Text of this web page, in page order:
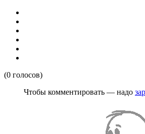
(0 голосов)
Чтобы комментировать — надо